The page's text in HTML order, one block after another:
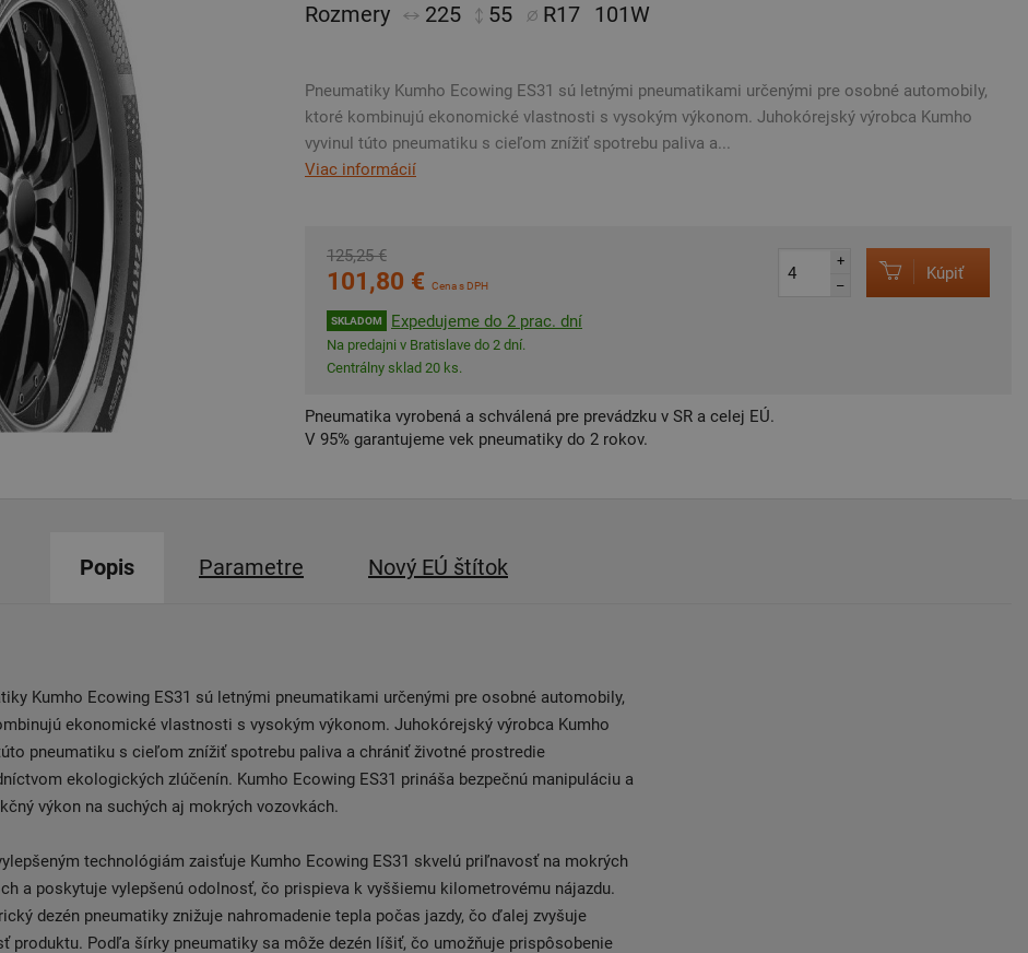
Rozmery 225 55 R17 101W
Pneumatiky Kumho Ecowing ES31 sú letnými pneumatikami určenými pre osobné automobily,
ktoré kombinujú ekonomické vlastnosti s vysokým výkonom. Juhokórejský výrobca Kumho
vyvinul túto pneumatiku s cieľom znížiť spotrebu paliva a...
Viac informácií
125,25 €
101,80 € Cena s DPH
SKLADOM Expedujeme do 2 prac. dní
Na predajni v Bratislave do 2 dní.
Centrálny sklad 20 ks.
+
–
Kúpiť
Pneumatika vyrobená a schválená pre prevádzku v SR a celej EÚ.
V 95% garantujeme vek pneumatiky do 2 rokov.
Popis Parametre Nový EÚ štítok
Kumho Ecowing ES31 sú letnými pneumatikami určenými pre osobné automobily,
ekonomické vlastnosti s vysokým výkonom. Juhokórejský výrobca Kumho
pneumatiku s cieľom znížiť spotrebu paliva a chrániť životné prostredie
ekologických zlúčenín. Kumho Ecowing ES31 prináša bezpečnú manipuláciu a
výkon na suchých aj mokrých vozovkách.
technológiám zaisťuje Kumho Ecowing ES31 skvelú priľnavosť na mokrých
a poskytuje vylepšenú odolnosť, čo prispieva k vyššiemu kilometrovému nájazdu.
dezén pneumatiky znižuje nahromadenie tepla počas jazdy, čo ďalej zvyšuje
produktu. Podľa šírky pneumatiky sa môže dezén líšiť, čo umožňuje prispôsobenie